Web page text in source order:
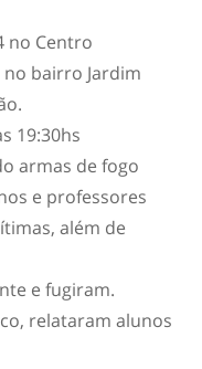
no Centro
no bairro Jardim
19:30hs
armas de fogo
e professores
além de
e fugiram.
relataram alunos